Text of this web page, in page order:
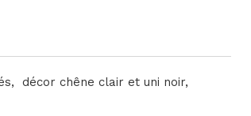
décor chêne clair et uni noir,